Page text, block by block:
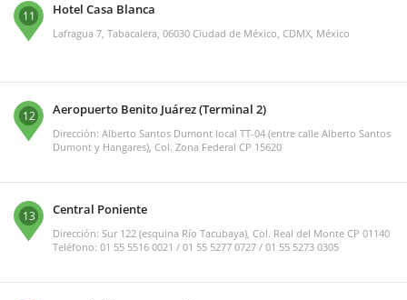
11 Hotel Casa Blanca
Lafragua 7, Tabacalera, 06030 Ciudad de México, CDMX, México
12 Aeropuerto Benito Juárez (Terminal 2)
Dirección: Alberto Santos Dumont local TT-04 (entre calle Alberto Santos
Dumont y Hangares), Col. Zona Federal CP 15620
13 Central Poniente
Dirección: Sur 122 (esquina Río Tacubaya), Col. Real del Monte CP 01140
Teléfono: 01 55 5516 0021 / 01 55 5277 0727 / 01 55 5273 0305